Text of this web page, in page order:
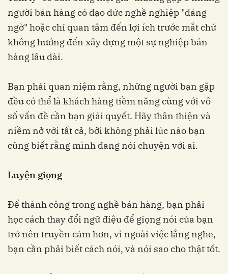
người bán hàng có đạo đức nghề nghiệp "đáng
ngờ" hoặc chỉ quan tâm đến lợi ích trước mắt chứ
không hướng đến xây dựng một sự nghiệp bán
hàng lâu dài.
Bạn phải quan niệm rằng, những người bạn gặp
đều có thể là khách hàng tiềm năng cùng với vô
số vấn đề cần bạn giải quyết. Hãy thân thiện và
niềm nở với tất cả, bởi không phải lúc nào bạn
cũng biết rằng mình đang nói chuyện với ai.
Luyện giọng
Để thành công trong nghề bán hàng, bạn phải
học cách thay đổi ngữ điệu để giọng nói của bạn
trở nên truyền cảm hơn, vì ngoài việc lắng nghe,
bạn cần phải biết cách nói, và nói sao cho thật tốt.